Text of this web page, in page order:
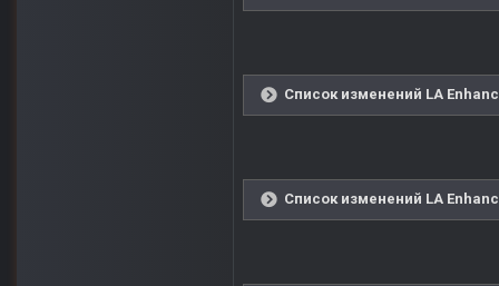
Список изменений LA
Список изменений LA